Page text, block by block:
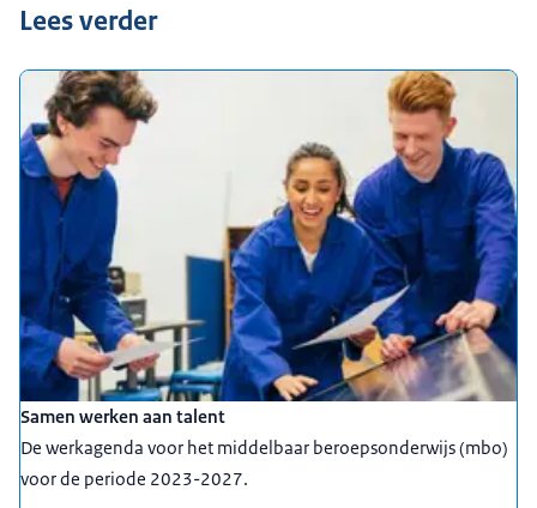
Lees verder
Samen werken aan talent
De werkagenda voor het middelbaar beroepsonderwijs (mbo)
voor de periode 2023-2027.